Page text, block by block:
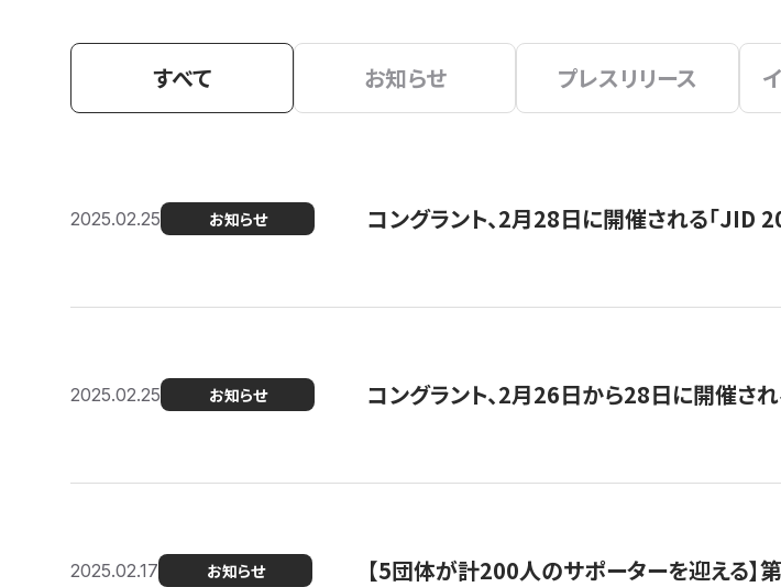
すべて お知らせ プレスリリース
2025.02.25 お知らせ コングラント、2月28日に開催される「JID
2025.02.25 お知らせ コングラント、2月26日から28日に開催さ
2025.02.17 お知らせ 【5団体が計200人のサポーターを迎える